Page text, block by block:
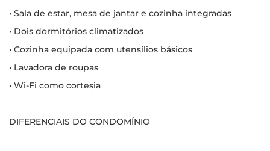
• Sala de estar, mesa de jantar e cozinha integradas
• Dois dormitórios climatizados
• Cozinha equipada com utensílios básicos
• Lavadora de roupas
• Wi-Fi como cortesia
DIFERENCIAIS DO CONDOMÍNIO